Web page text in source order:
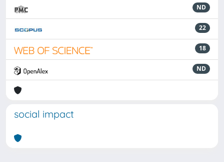
ND
22
18
ND
social impact